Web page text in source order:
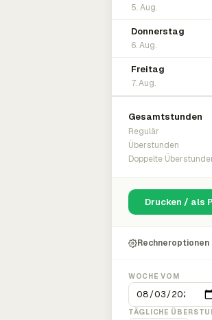
5. Aug.
Donnerstag
6. Aug.
Freitag
7. Aug.
Gesamtstunden
Regulär
Überstunden
Doppelte
Drucken / als
Rechneroptionen
WOCHE VOM
TÄGLICHE